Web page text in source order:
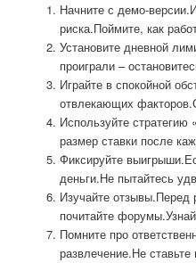
Начните с демо-
риска.Поймите, как
Установите дневной
проиграли –
Играйте в спокойной
отвлекающих
Используйте стратегию
размер ставки после
Фиксируйте
деньги.Не пытайтесь
Изучайте отзывы.Перед
почитайте
Помните про
развлечение.Не